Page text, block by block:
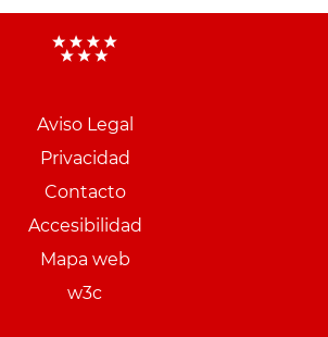
Aviso Legal
Privacidad
Contacto
Accesibilidad
Mapa web
w3c